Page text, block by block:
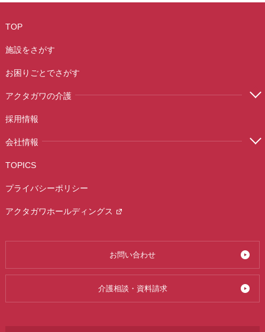
TOP
施設をさがす
お困りごとでさがす
アクタガワの介護
採用情報
会社情報
お問い合わせ
TOPICS
介護相談・資料請求
プライバシーポリシー
アクタガワホールディングス